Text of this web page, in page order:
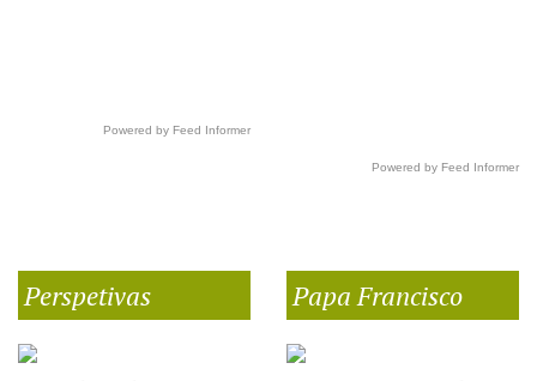
Powered by Feed Informer
Powered by Feed Informer
Perspetivas Papa Francisco